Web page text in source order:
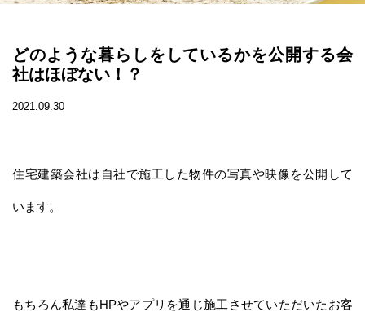
どのような暮らしをしているかを公開する会
社はほぼない！？
2021.09.30
住宅建築会社は自社で施工した物件の写真や映像を公開して
います。
もちろん私達もHPやアプリを通じ施工させていただいたお客